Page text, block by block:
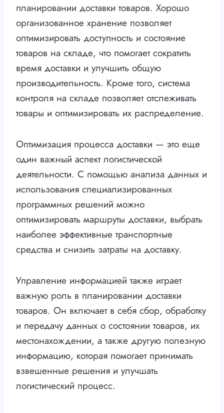
планировании доставки товаров. Хорошо
организованное хранение позволяет
оптимизировать доступность и состояние
товаров на складе, что помогает сократить
время доставки и улучшить общую
производительность. Кроме того, система
контроля на складе позволяет отслеживать
товары и оптимизировать их распределение.
Оптимизация процесса доставки — это еще
один важный аспект логистической
деятельности. С помощью анализа данных и
использования специализированных
программных решений можно
оптимизировать маршруты доставки, выбрать
наиболее эффективные транспортные
средства и снизить затраты на доставку.
Управление информацией также играет
важную роль в планировании доставки
товаров. Он включает в себя сбор, обработку
и передачу данных о состоянии товаров, их
местонахождении, а также другую полезную
информацию, которая помогает принимать
взвешенные решения и улучшать
логистический процесс.